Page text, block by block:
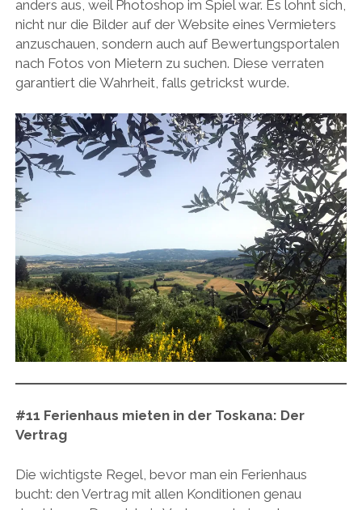
anders aus, weil Photoshop im Spiel war. Es lohnt sich,
nicht nur die Bilder auf der Website eines Vermieters
anzuschauen, sondern auch auf Bewertungsportalen
nach Fotos von Mietern zu suchen. Diese verraten
garantiert die Wahrheit, falls getrickst wurde.
#11 Ferienhaus mieten in der Toskana: Der
Vertrag
Die wichtigste Regel, bevor man ein Ferienhaus
bucht: den Vertrag mit allen Konditionen genau